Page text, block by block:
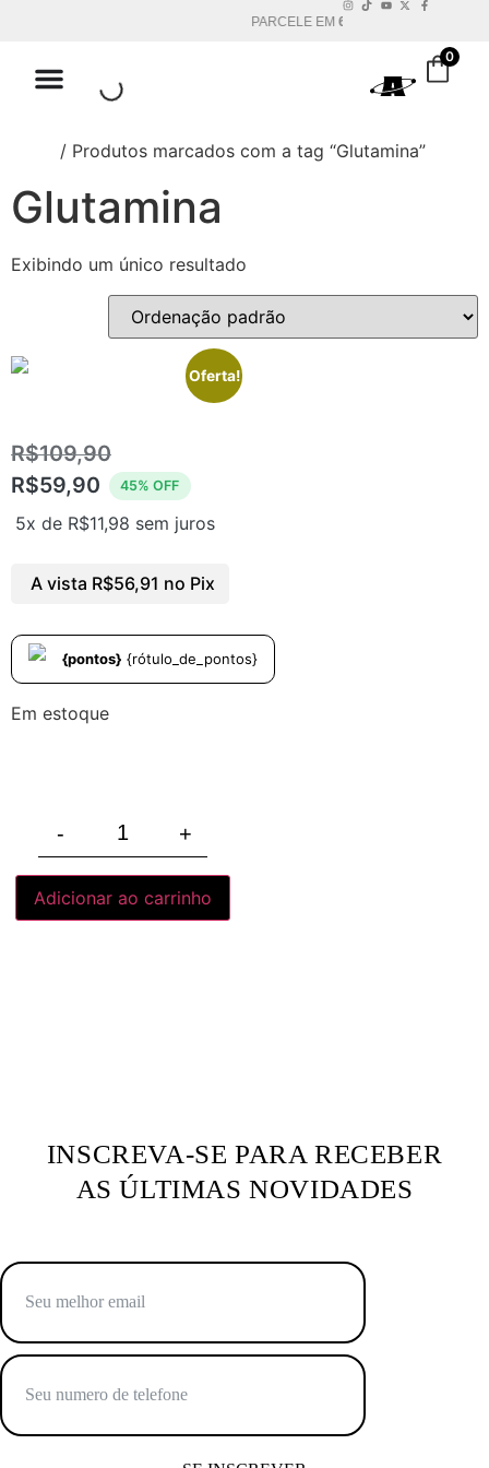
PARCELE EM6X S/ JUROS
0
/ Produtos marcados com a tag “Glutamina”
Glutamina
Exibindo um único resultado
Oferta!
R$109,90
R$59,90 45% OFF
5x de R$11,98 sem juros
A vista R$56,91 no Pix
{pontos} {rótulo_de_pontos}
Em estoque
- +
Adicionar ao carrinho
INSCREVA-SE PARA RECEBER
AS ÚLTIMAS NOVIDADES